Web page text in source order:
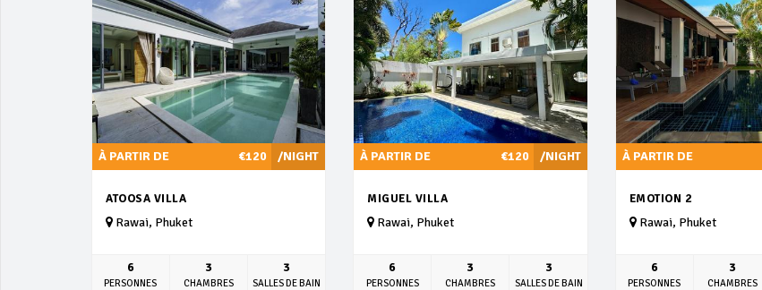
/NIGHT
À PARTIR DE €120
ATOOSA VILLA
Rawai, Phuket
6
PERSONNES
3
CHAMBRES
3
SALLES DE BAIN
/NIGHT
À PARTIR DE €120
MIGUEL VILLA
Rawai, Phuket
6
PERSONNES
3
CHAMBRES
3
SALLES DE BAIN
À PARTIR DE
EMOTION 2
Rawai, Phuket
6
PERSONNES
3
CHAMBRES